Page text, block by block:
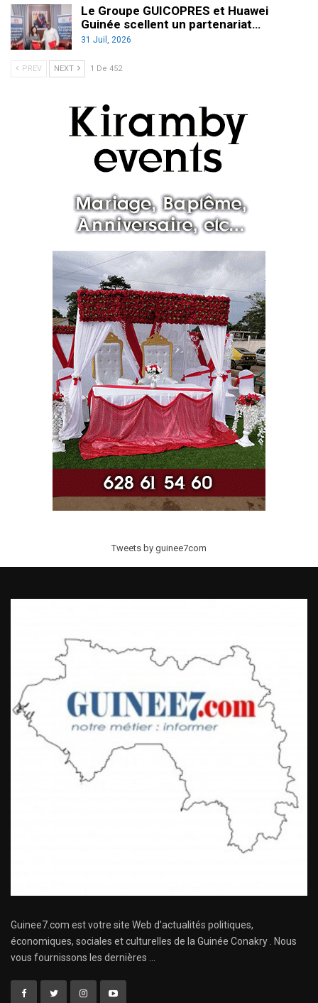
Le Groupe GUICOPRES et Huawei
Guinée scellent un partenariat…
31 Juil, 2026
PREV NEXT 1 De 452
Tweets by guinee7com
Guinee7.com est votre site Web d'actualités politiques,
économiques, sociales et culturelles de la Guinée Conakry . Nous
vous fournissons les dernières ...